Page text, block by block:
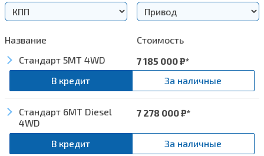
Название
Стоимость
Стандарт 5MT 4WD
7 185 000₽*
В кредит
За наличные
Экстерьер
Светодиодные указатели поворота
Стандарт 6MT Diesel
4WD
7 278 000₽*
В кредит За наличные